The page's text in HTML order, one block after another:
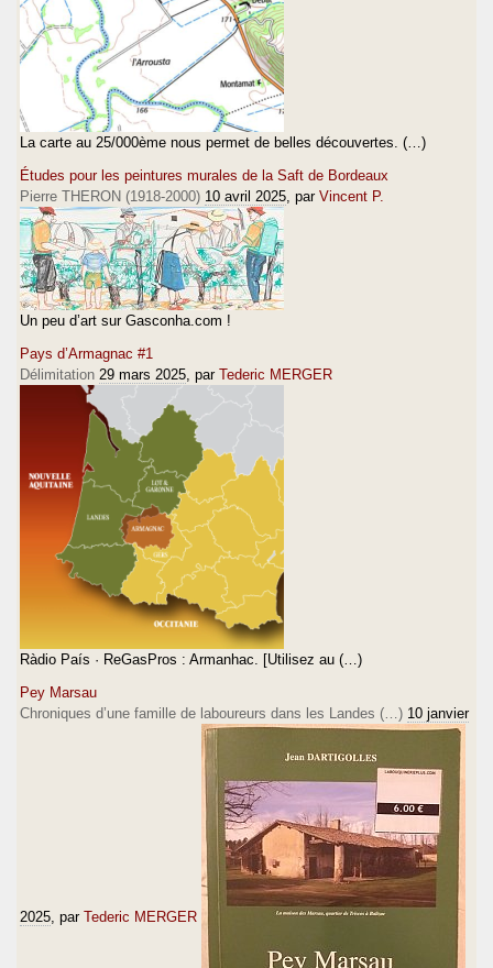
La carte au 25/000ème nous permet de belles découvertes. (…)
Études pour les peintures murales de la Saft de Bordeaux
Pierre THERON (1918-2000) 10 avril 2025 , par Vincent P.
Un peu d’art sur Gasconha.com !
Pays d’Armagnac #1
Délimitation 29 mars 2025 , par Tederic MERGER
Ràdio País · ReGasPros : Armanhac. [Utilisez au (…)
Pey Marsau
Chroniques d’une famille de laboureurs dans les Landes (…) 10 janvier
2025 , par Tederic MERGER